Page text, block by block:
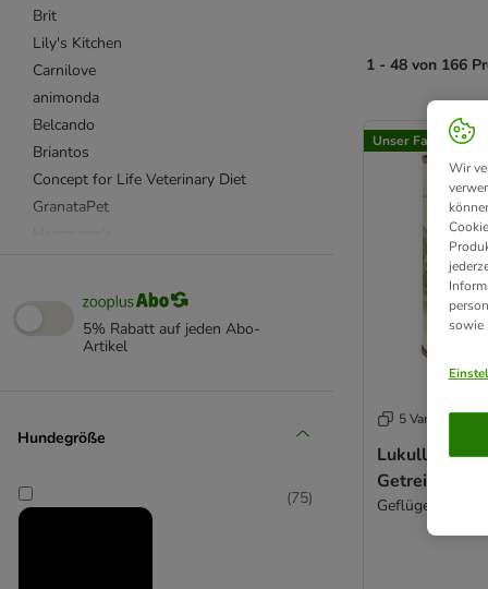
Brit
Lily's Kitchen
Carnilove
animonda
Belcando
Briantos
Concept for Life Veterinary Diet
GranataPet
Lukullus Naturkost
RINTI
Rocco Diet Care
5% Rabatt auf jeden Abo-
Artikel
Hundegröße
(75)
1 - 48 von 166
product items
Unser Favorit
5 Varianten
Lukullus
Getreidefrei
Geflügel & Lamm
Wir
sowie